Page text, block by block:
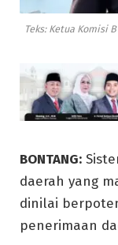
Teks: Ketua Komisi
BONTANG:
daerah yang
dinilai
penerimaan